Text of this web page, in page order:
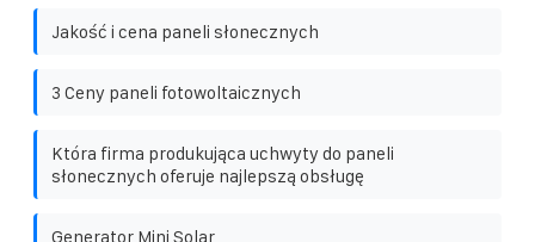
Jakość i cena paneli słonecznych
3 Ceny paneli fotowoltaicznych
Która firma produkująca uchwyty do paneli
słonecznych oferuje najlepszą obsługę
Generator Mini Solar